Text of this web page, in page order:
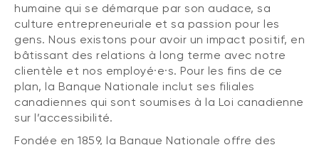
humaine qui se démarque par son audace, sa
culture entrepreneuriale et sa passion pour les
gens. Nous existons pour avoir un impact positif, en
bâtissant des relations à long terme avec notre
clientèle et nos employé·e·s. Pour les fins de ce
plan, la Banque Nationale inclut ses filiales
canadiennes qui sont soumises à la Loi canadienne
sur l’accessibilité.
Fondée en 1859, la Banque Nationale offre des